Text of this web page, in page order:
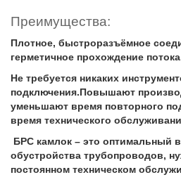
Преимущества:
Плотное, быстроразъёмное
герметичное прохождение
Не требуется никаких
подключения.Повышают
уменьшают время повторного
время технического
БРС камлок – это оптимальный
обустройства трубопроводов,
постоянном техническом